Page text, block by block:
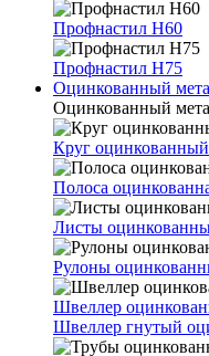
Профнастил Н60
Профнастил Н75
Оцинкованный
Оцинкованный
Круг оцинкованный
Полоса
Листы
Рулоны
Швеллер
Швеллер гнутый